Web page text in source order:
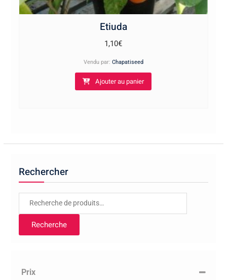
Etiuda
1,10€
Vendu par: Chapatiseed
Ajouter au panier
Rechercher
Recherche
Recherche
Prix